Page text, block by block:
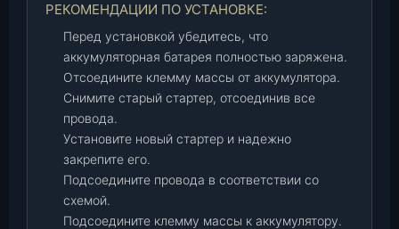
РЕКОМЕНДАЦИИ ПО УСТАНОВКЕ:
Перед установкой убедитесь, что
аккумуляторная батарея полностью заряжена.
Отсоедините клемму массы от аккумулятора.
Снимите старый стартер, отсоединив все
провода.
Установите новый стартер и надежно
закрепите его.
Подсоедините провода в соответствии со
схемой.
Подсоедините клемму массы к аккумулятору.